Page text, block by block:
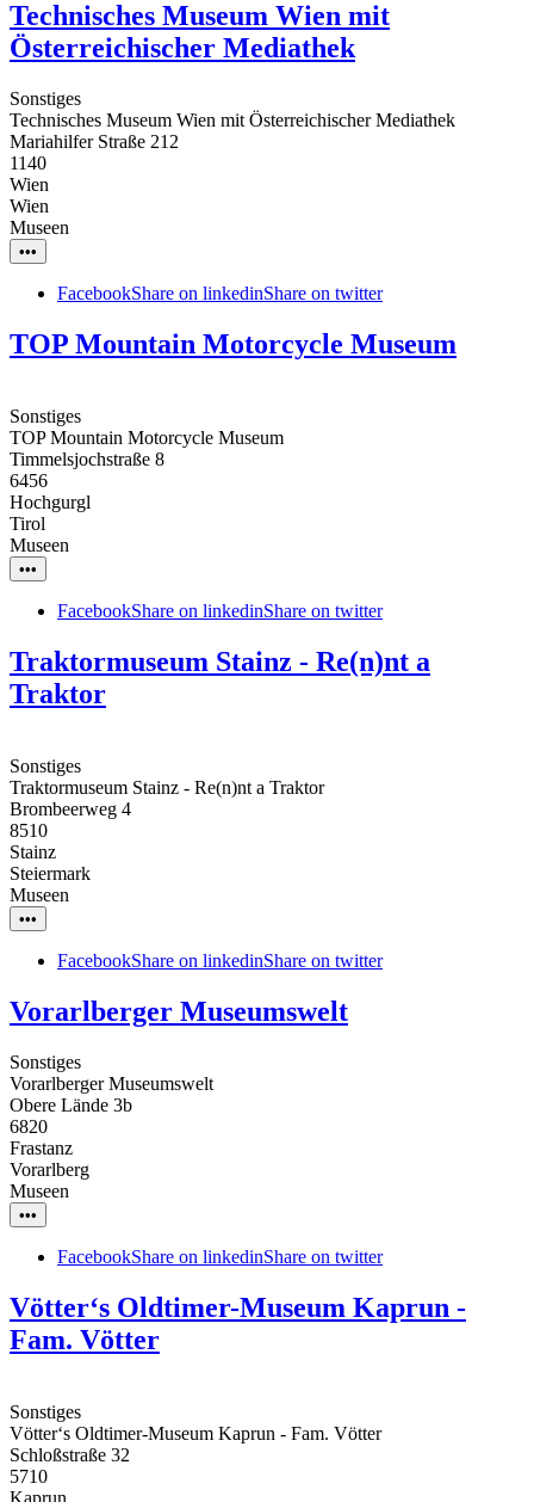
Technisches Museum Wien mit
Österreichischer Mediathek
Sonstiges
Technisches Museum Wien mit Österreichischer Mediathek
Mariahilfer Straße 212
1140
Wien
Wien
Museen
•••
FacebookShare on linkedinShare on twitter
TOP Mountain Motorcycle Museum
Sonstiges
TOP Mountain Motorcycle Museum
Timmelsjochstraße 8
6456
Hochgurgl
Tirol
Museen
•••
FacebookShare on linkedinShare on twitter
Traktormuseum Stainz - Re(n)nt a
Traktor
Sonstiges
Traktormuseum Stainz - Re(n)nt a Traktor
Brombeerweg 4
8510
Stainz
Steiermark
Museen
•••
FacebookShare on linkedinShare on twitter
Vorarlberger Museumswelt
Sonstiges
Vorarlberger Museumswelt
Obere Lände 3b
6820
Frastanz
Vorarlberg
Museen
•••
FacebookShare on linkedinShare on twitter
Vötter‘s Oldtimer-Museum Kaprun -
Fam. Vötter
Sonstiges
Vötter‘s Oldtimer-Museum Kaprun - Fam. Vötter
Schloßstraße 32
5710
Kaprun